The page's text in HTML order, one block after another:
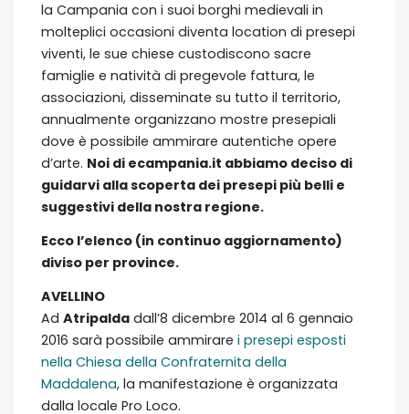
la Campania con i suoi borghi medievali in
molteplici occasioni diventa location di presepi
viventi, le sue chiese custodiscono sacre
famiglie e natività di pregevole fattura, le
associazioni, disseminate su tutto il territorio,
annualmente organizzano mostre presepiali
dove è possibile ammirare autentiche opere
d’arte. Noi di ecampania.it abbiamo deciso di
guidarvi alla scoperta dei presepi più belli e
suggestivi della nostra regione.
Ecco l’elenco (in continuo aggiornamento)
diviso per province.
AVELLINO
Ad Atripalda dall’8 dicembre 2014 al 6 gennaio
2016 sarà possibile ammirare i presepi esposti
nella Chiesa della Confraternita della
Maddalena, la manifestazione è organizzata
dalla locale Pro Loco.